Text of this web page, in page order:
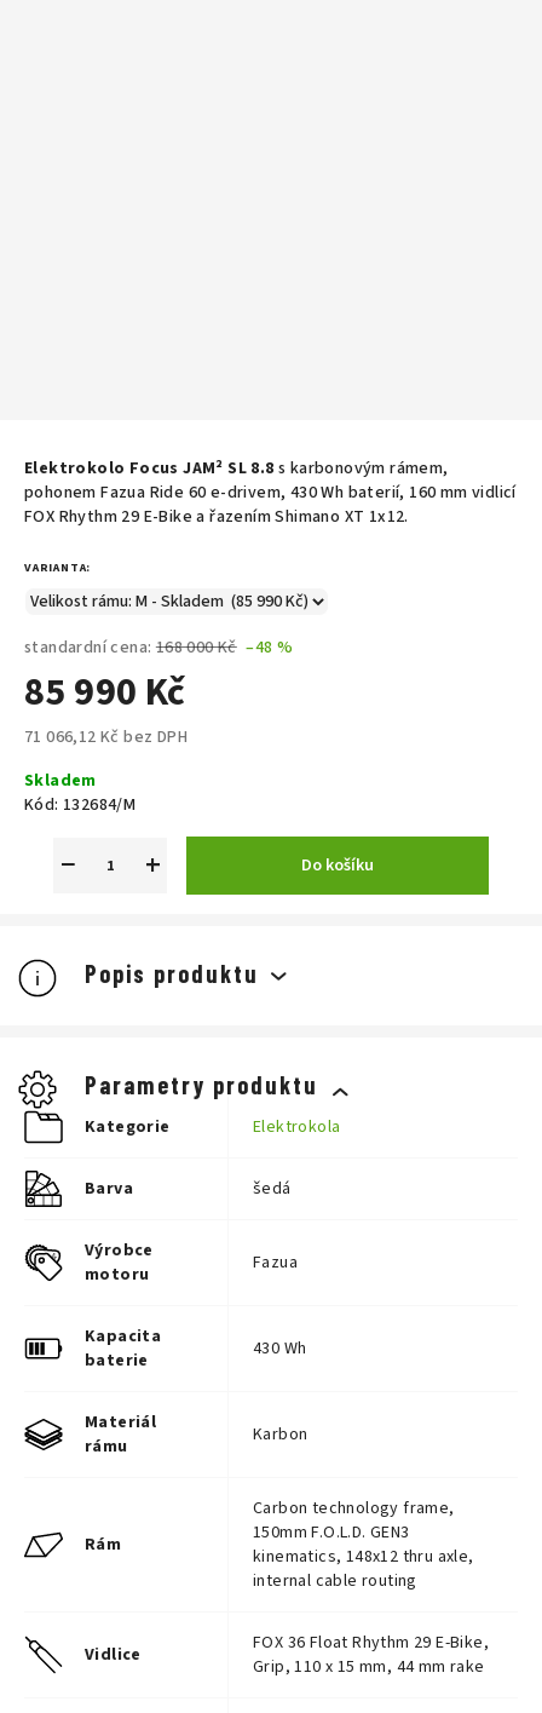
Elektrokolo Focus JAM² SL 8.8 s karbonovým rámem,
pohonem Fazua Ride 60 e-drivem, 430 Wh baterií, 160 mm vidlicí
FOX Rhythm 29 E-Bike a řazením Shimano XT 1x12.
VARIANTA:
standardní cena: 168 000 Kč –48 %
85 990 Kč
71 066,12 Kč bez DPH
cena:
Skladem
Kód: 132684/M
+
− Do košíku
Popis produktu
Parametry produktu
Kategorie Elektrokola
Barva šedá
Výrobce
motoru
Fazua
Kapacita
baterie
430 Wh
Materiál
rámu
Karbon
Rám
Carbon technology frame,
150mm F.O.L.D. GEN3
kinematics, 148x12 thru axle,
internal cable routing
Vidlice
FOX 36 Float Rhythm 29 E-Bike,
Grip, 110 x 15 mm, 44 mm rake